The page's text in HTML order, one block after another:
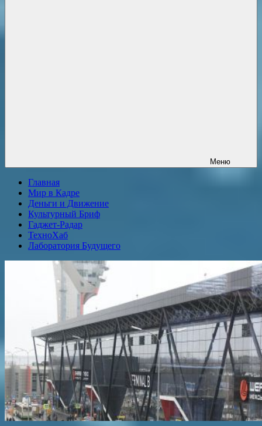
Меню
Главная
Мир в Кадре
Деньги и Движение
Культурный Бриф
Гаджет-Радар
ТехноХаб
Лаборатория Будущего